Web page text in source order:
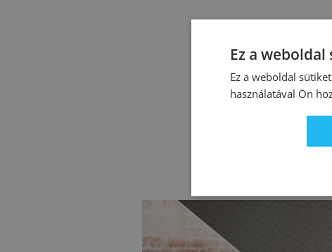
Ez a
Ez a weboldal
használatával Ön